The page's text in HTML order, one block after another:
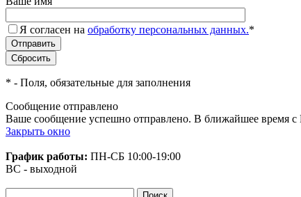
Я согласен на обработку персональных данных.*
* - Поля, обязательные для заполнения
Сообщение отправлено
Ваше сообщение успешно отправлено. В ближайшее время с
Закрыть окно
График работы: ПН-СБ 10:00-19:00
ВС - выходной